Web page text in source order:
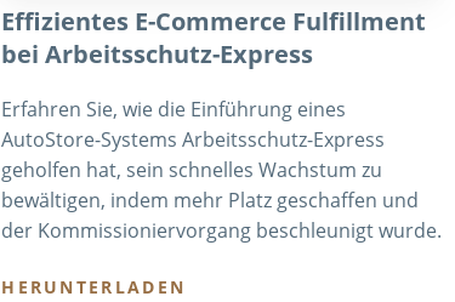
Effizientes E-Commerce Fulfillment
bei Arbeitsschutz-Express
Erfahren Sie, wie die Einführung eines
AutoStore-Systems Arbeitsschutz-Express
geholfen hat, sein schnelles Wachstum zu
bewältigen, indem mehr Platz geschaffen und
der Kommissioniervorgang beschleunigt wurde.
HERUNTERLADEN